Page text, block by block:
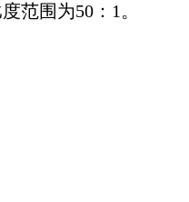
范围为50：1。